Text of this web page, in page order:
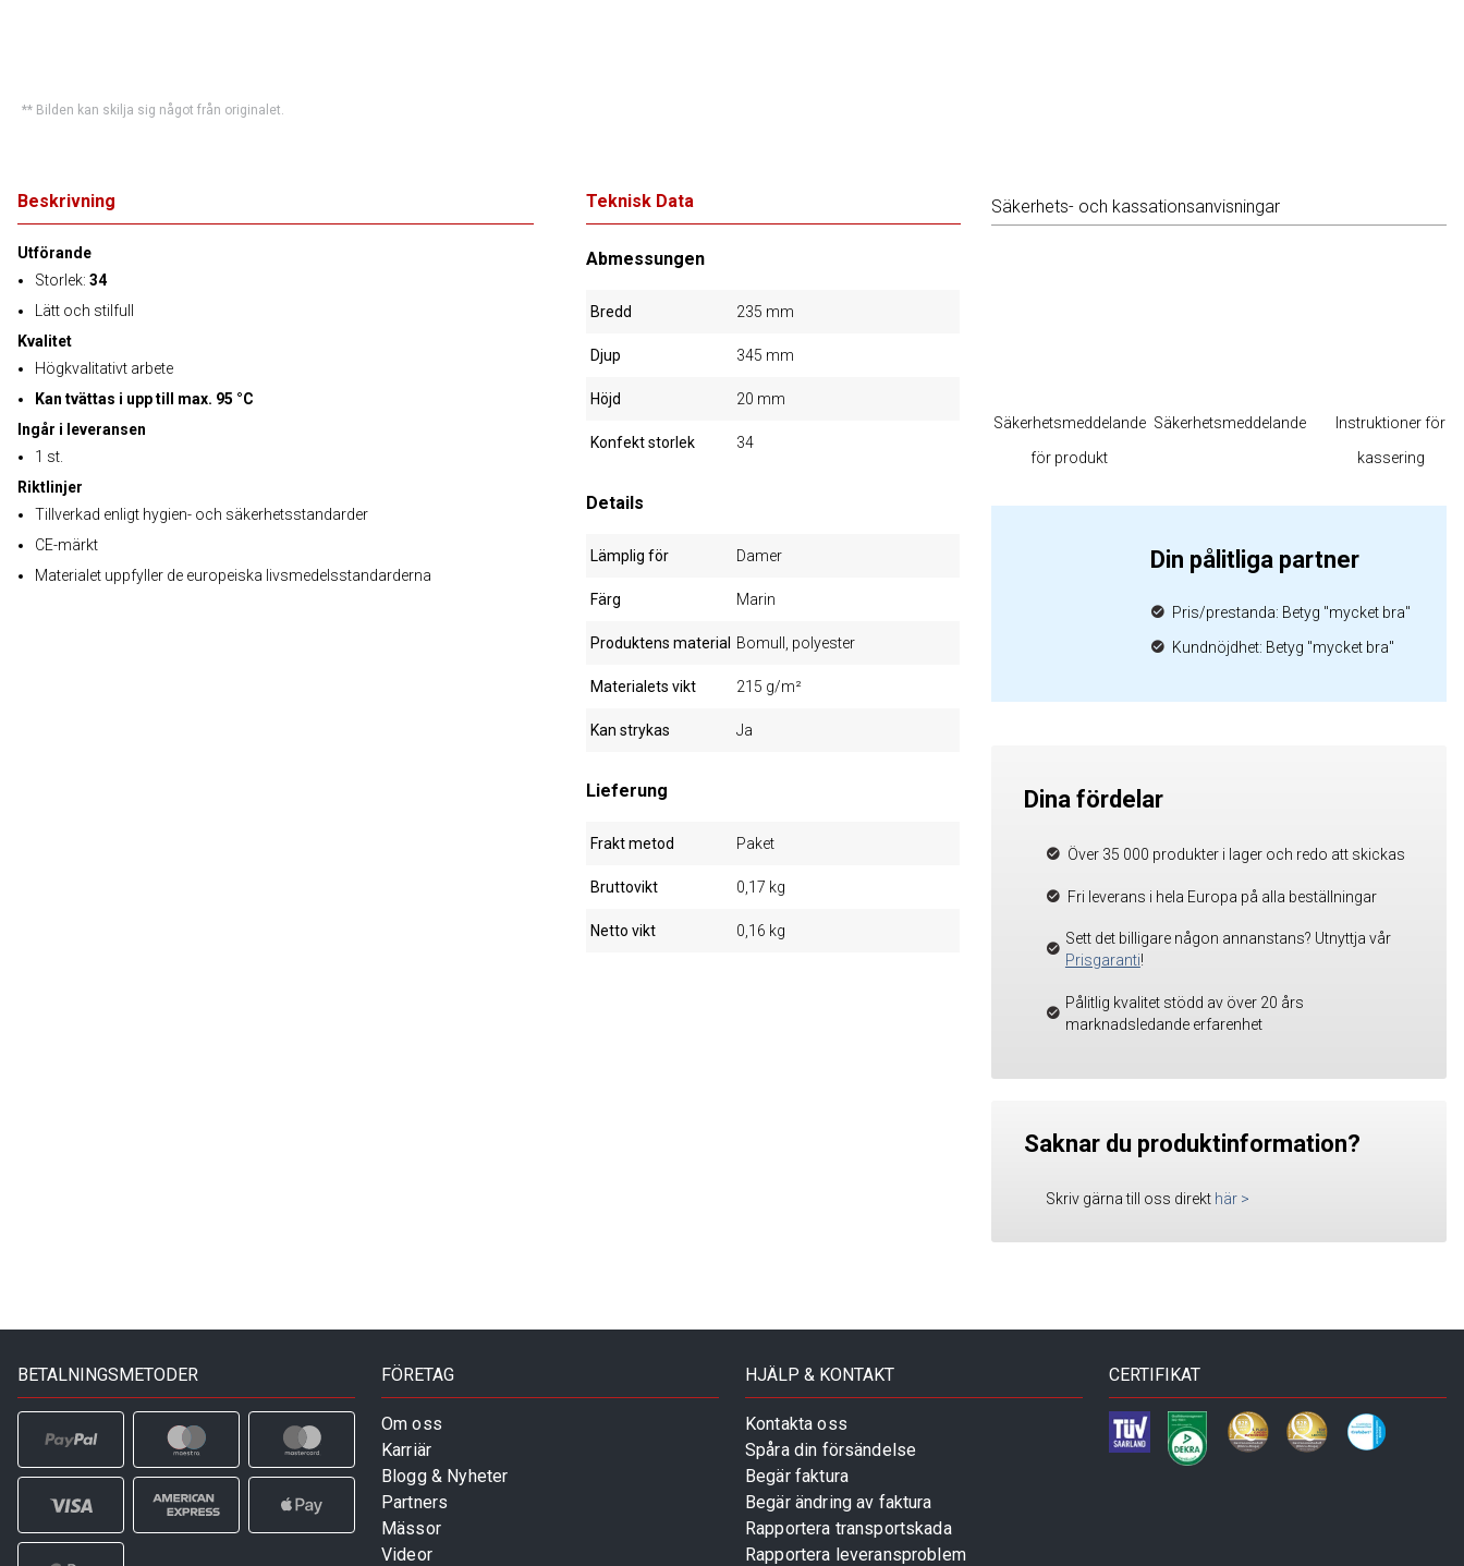
** Bilden kan skilja sig något från originalet.
Beskrivning
Utförande
Storlek: 34
Lätt och stilfull
Kvalitet
Högkvalitativt arbete
Kan tvättas i upp till max. 95 °C
Ingår i leveransen
1 st.
Riktlinjer
Tillverkad enligt hygien- och säkerhetsstandarder
CE-märkt
Materialet uppfyller de europeiska livsmedelsstandarderna
Teknisk Data
Abmessungen
Bredd 235 mm
Djup 345 mm
Höjd 20 mm
Konfekt storlek 34
Details
Lämplig för Damer
Färg Marin
Produktens material Bomull, polyester
Materialets vikt 215 g/m²
Kan strykas Ja
Lieferung
Frakt metod Paket
Bruttovikt 0,17 kg
Netto vikt 0,16 kg
Säkerhets- och kassationsanvisningar
Säkerhetsmeddelande
för produkt
Säkerhetsmeddelande
Instruktioner för
kassering
Din pålitliga partner
Pris/prestanda: Betyg "mycket bra"
Kundnöjdhet: Betyg "mycket bra"
Dina fördelar
Över 35 000 produkter i lager och redo att skickas
Fri leverans i hela Europa på alla beställningar
Sett det billigare någon annanstans? Utnyttja vår
Prisgaranti!
Pålitlig kvalitet stödd av över 20 års
marknadsledande erfarenhet
Saknar du produktinformation?
Skriv gärna till oss direkt här >
BETALNINGSMETODER FÖRETAG
Om oss
Karriär
Blogg & Nyheter
Partners
Mässor
Videor
HJÄLP & KONTAKT
Kontakta oss
Spåra din försändelse
Begär faktura
Begär ändring av faktura
Rapportera transportskada
Rapportera leveransproblem
CERTIFIKAT